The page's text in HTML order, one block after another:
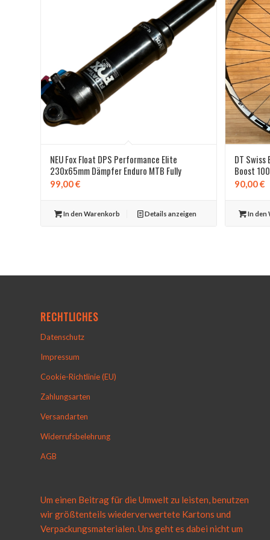
NEU Fox Float DPS Performance Elite
230x65mm Dämpfer Enduro MTB Fully
99,00€
In den Warenkorb Details anzeigen
DT Swiss
Boost
90,00€
In den
RECHTLICHES
Datenschutz
Impressum
Cookie-Richtlinie (EU)
Zahlungsarten
Versandarten
Widerrufsbelehrung
AGB
Um einen Beitrag für die Umwelt zu leisten, benutzen
wir größtenteils wiederverwertete Kartons und
Verpackungsmaterialen. Uns geht es dabei nicht um